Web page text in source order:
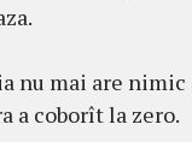
nu mai are
a coborît la zero.